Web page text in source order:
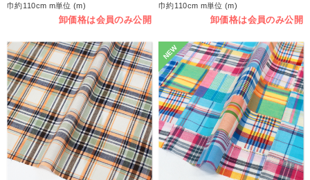
巾約110cm m単位 (m)
卸価格は会員のみ公開
巾約110cm m単位 (m)
卸価格は会員のみ公開
NEW